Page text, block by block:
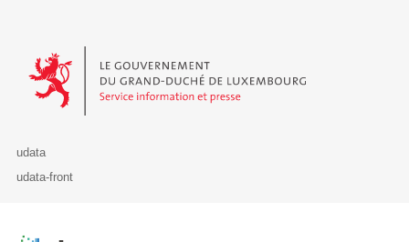
Le Gouvernement du Grand-Duché de Luxembourg - Service
udata
udata-front